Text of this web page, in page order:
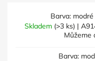
Barva:
Skladem (>3 ks) |
Můžeme
Barva: